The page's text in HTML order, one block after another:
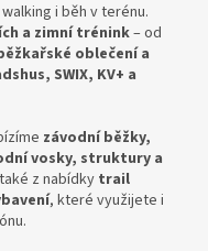
i běh v terénu.
a zimní trénink– od
oblečení a
SWIX, KV+ a
závodní běžky,
vosky, struktury a
z nabídky trail
, které využijete i